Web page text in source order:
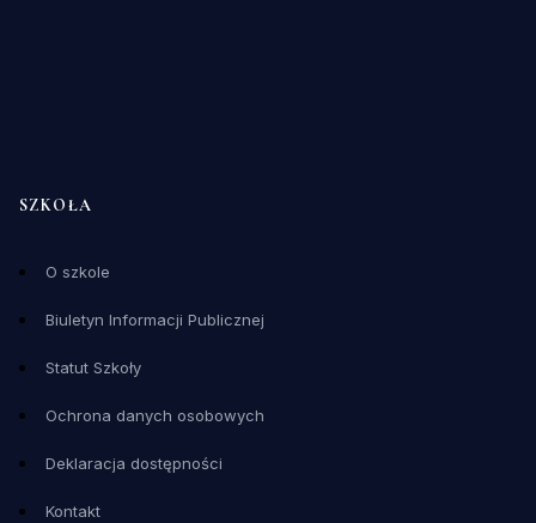
SZKOŁA
O szkole
Biuletyn Informacji Publicznej
Statut Szkoły
Ochrona danych osobowych
Deklaracja dostępności
Kontakt